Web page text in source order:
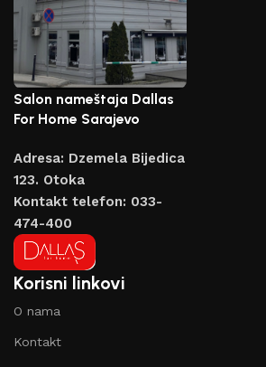
Salon nameštaja Dallas
For Home Sarajevo
Adresa: Dzemela Bijedica
123. Otoka
Kontakt telefon: 033-
474-400
Korisni linkovi
O nama
Kontakt